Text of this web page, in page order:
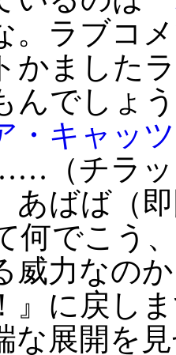
。ラブコ
かました
んでしょ
・キャッ
（チラッ
あばば（
何でこう
威力なの
』に戻し
な展開を